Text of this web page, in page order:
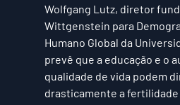
Wolfgang Lutz, diretor
Wittgenstein para
Humano Global da
prevê que a educação e o
qualidade de vida podem
drasticamente a fertilidade